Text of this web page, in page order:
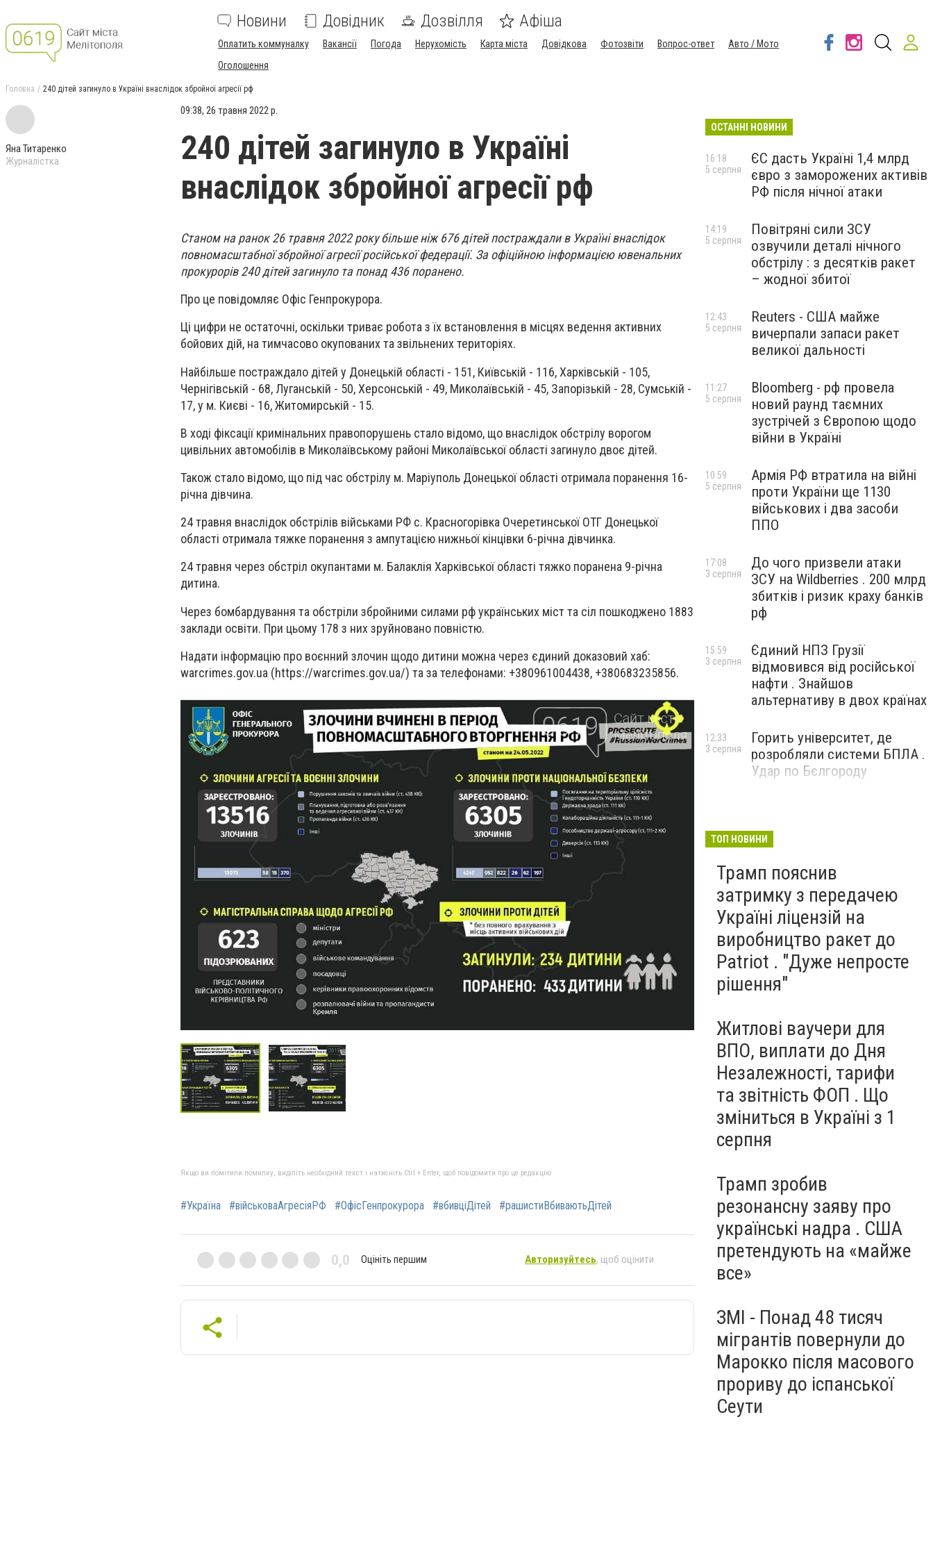
Новини Довідник Дозвілля Афіша
Оплатить коммуналку Вакансії Погода Нерухомість Карта міста Довідкова Фотозвіти Вопрос-ответ
Авто / Мото
Оголошення
Головна 240 дітей загинуло в Україні внаслідок збройної агресії рф
Яна Титаренко
Журналістка
09:38, 26 травня 2022 р.
240 дітей загинуло в Україні
внаслідок збройної агресії рф
Станом на ранок 26 травня 2022 року більше ніж 676 дітей постраждали в Україні внаслідок
повномасштабної збройної агресії російської федерації. За офіційною інформацією ювенальних
прокурорів 240 дітей загинуло та понад 436 поранено.
Про це повідомляє Офіс Генпрокурора.
Ці цифри не остаточні, оскільки триває робота з їх встановлення в місцях ведення активних
бойових дій, на тимчасово окупованих та звільнених територіях.
Найбільше постраждало дітей у Донецькій області - 151, Київській - 116, Харківській - 105,
Чернігівській - 68, Луганській - 50, Херсонській - 49, Миколаївській - 45, Запорізькій - 28, Сумській -
17, у м. Києві - 16, Житомирській - 15.
В ході фіксації кримінальних правопорушень стало відомо, що внаслідок обстрілу ворогом
цивільних автомобілів в Миколаївському районі Миколаївської області загинуло двоє дітей.
Також стало відомо, що під час обстрілу м. Маріуполь Донецької області отримала поранення 16-
річна дівчина.
24 травня внаслідок обстрілів військами РФ с. Красногорівка Очеретинської ОТГ Донецької
області отримала тяжке поранення з ампутацією нижньої кінцівки 6-річна дівчинка.
24 травня через обстріл окупантами м. Балаклія Харківської області тяжко поранена 9-річна
дитина.
Через бомбардування та обстріли збройними силами рф українських міст та сіл пошкоджено 1883
заклади освіти. При цьому 178 з них зруйновано повністю.
Надати інформацію про воєнний злочин щодо дитини можна через єдиний доказовий хаб:
warcrimes.gov.ua (https://warcrimes.gov.ua/) та за телефонами: +380961004438, +380683235856.
Якщо ви помітили помилку, виділіть необхідний текст і натисніть Ctrl + Enter, щоб повідомити про це редакцію
#Україна #військоваАгресіяРФ #ОфісГенпрокурора #вбивціДітей #рашистиВбиваютьДітей
0,0 Оцініть першим Авторизуйтесь, щоб оцінити
ОСТАННІ НОВИНИ
ЄС дасть Україні 1,4 млрд
євро з заморожених активів
РФ після нічної атаки
16:18
5 серпня
Повітряні сили ЗСУ
озвучили деталі нічного
обстрілу : з десятків ракет
– жодної збитої
14:19
5 серпня
Reuters - США майже
вичерпали запаси ракет
великої дальності
12:43
5 серпня
Bloomberg - рф провела
новий раунд таємних
зустрічей з Європою щодо
війни в Україні
11:27
5 серпня
Армія РФ втратила на війні
проти України ще 1130
військових і два засоби
ППО
10:59
5 серпня
До чого призвели атаки
ЗСУ на Wildberries . 200 млрд
збитків і ризик краху банків
рф
17:08
3 серпня
Єдиний НПЗ Грузії
відмовився від російської
нафти . Знайшов
альтернативу в двох країнах
15:59
3 серпня
Горить університет, де
розробляли системи БПЛА .
Удар по Бєлгороду
12:33
3 серпня
ТОП НОВИНИ
Трамп пояснив
затримку з передачею
Україні ліцензій на
виробництво ракет до
Patriot . "Дуже непросте
рішення"
Житлові ваучери для
ВПО, виплати до Дня
Незалежності, тарифи
та звітність ФОП . Що
зміниться в Україні з 1
серпня
Трамп зробив
резонансну заяву про
українські надра . США
претендують на «майже
все»
ЗМІ - Понад 48 тисяч
мігрантів повернули до
Марокко після масового
прориву до іспанської
Сеути